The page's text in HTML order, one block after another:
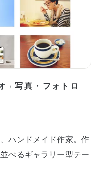
/写真・フォトロ
ハンドメイド作家。作
べるギャラリー型テー